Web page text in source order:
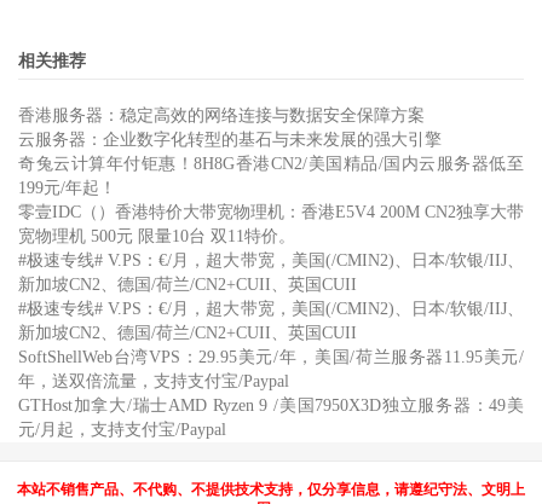
相关推荐
香港服务器：稳定高效的网络连接与数据安全保障方案
云服务器：企业数字化转型的基石与未来发展的强大引擎
奇兔云计算年付钜惠！8H8G香港CN2/美国精品/国内云服务器低至
199元/年起！
零壹IDC（）香港特价大带宽物理机：香港E5V4 200M CN2独享大带
宽物理机 500元 限量10台 双11特价。
#极速专线# V.PS：€/月，超大带宽，美国(/CMIN2)、日本/软银/IIJ、
新加坡CN2、德国/荷兰/CN2+CUII、英国CUII
#极速专线# V.PS：€/月，超大带宽，美国(/CMIN2)、日本/软银/IIJ、
新加坡CN2、德国/荷兰/CN2+CUII、英国CUII
SoftShellWeb台湾VPS：29.95美元/年，美国/荷兰服务器11.95美元/
年，送双倍流量，支持支付宝/Paypal
GTHost加拿大/瑞士AMD Ryzen 9 /美国7950X3D独立服务器：49美
元/月起，支持支付宝/Paypal
本站不销售产品、不代购、不提供技术支持，仅分享信息，请遵纪守法、文明上